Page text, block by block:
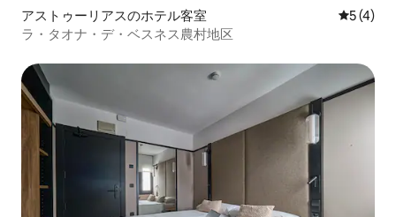
アストゥーリアスのホテル客室 レビュー
5 (4)
ラ・タオナ・デ・ベスネス農村地区